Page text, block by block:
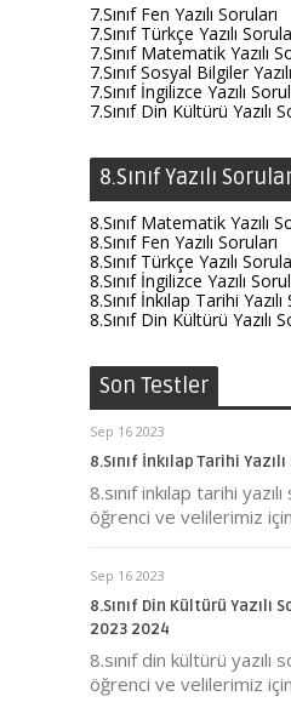
7.Sınıf Fen Yazılı Soruları
7.Sınıf Türkçe Yazılı
7.Sınıf Matematik Yazılı
7.Sınıf Sosyal Bilgiler
7.Sınıf İngilizce Yazılı
7.Sınıf Din Kültürü Yazılı
8.Sınıf Yazılı
8.Sınıf Matematik Yazılı
8.Sınıf Fen Yazılı Soruları
8.Sınıf Türkçe Yazılı
8.Sınıf İngilizce Yazılı
8.Sınıf İnkılap Tarihi Yazılı
8.Sınıf Din Kültürü Yazılı
Son Testler
Sep 16 2023
8.Sınıf İnkılap Tarihi
8.sınıf inkılap tarihi
öğrenci ve velilerimiz için
Sep 16 2023
8.Sınıf Din Kültürü Yazılı
2023 2024
8.sınıf din kültürü yazılı
öğrenci ve velilerimiz için